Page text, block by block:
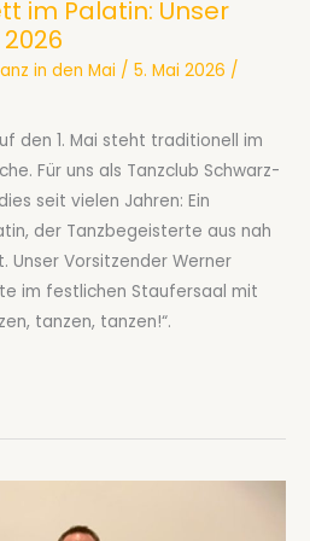
im Palatin: Unser
in den Mai / 5. Mai 2026 /
den 1. Mai steht traditionell im
Für uns als Tanzclub Schwarz-
seit vielen Jahren: Ein
der Tanzbegeisterte aus nah
Unser Vorsitzender Werner
im festlichen Staufersaal mit
tanzen, tanzen!“.